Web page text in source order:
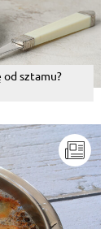
od sztamu?